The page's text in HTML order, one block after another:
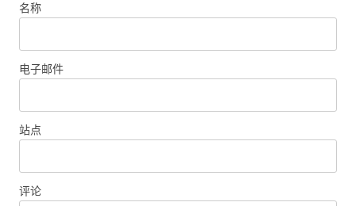
名称
电子邮件
站点
评论